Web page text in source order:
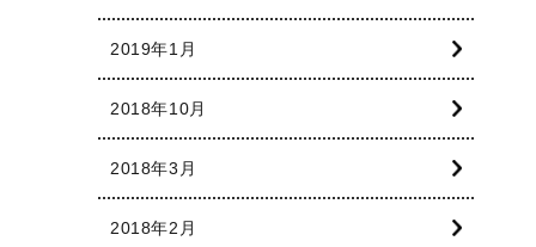
2019年1月
2018年10月
2018年3月
2018年2月